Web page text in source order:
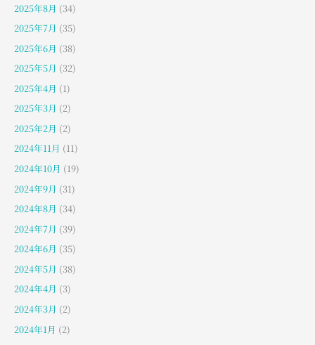
2025年8月 (34)
2025年7月 (35)
2025年6月 (38)
2025年5月 (32)
2025年4月 (1)
2025年3月 (2)
2025年2月 (2)
2024年11月 (11)
2024年10月 (19)
2024年9月 (31)
2024年8月 (34)
2024年7月 (39)
2024年6月 (35)
2024年5月 (38)
2024年4月 (3)
2024年3月 (2)
2024年1月 (2)